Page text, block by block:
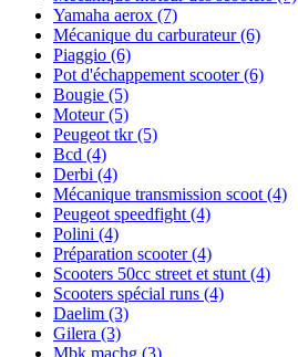
Yamaha aerox (7)
Mécanique du carburateur(6)
Piaggio (6)
Pot d'échappement scooter(6)
Bougie (5)
Moteur(5)
Peugeot tkr(5)
Bcd (4)
Derbi (4)
Mécanique transmission scoot (4)
Peugeot speedfight (4)
Polini (4)
Préparation scooter(4)
Scooters 50cc street et stunt (4)
Scooters spécial runs (4)
Daelim (3)
Gilera (3)
Mbk machg (3)